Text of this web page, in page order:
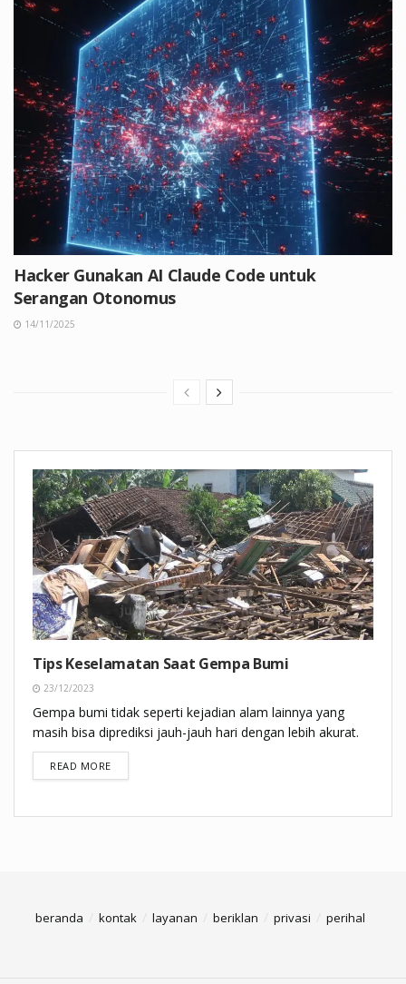
Hacker Gunakan AI Claude Code untuk
Serangan Otonomus
14/11/2025
Tips Keselamatan Saat Gempa Bumi
23/12/2023
Gempa bumi tidak seperti kejadian alam lainnya yang
masih bisa diprediksi jauh-jauh hari dengan lebih akurat.
READ MOREDETAILS
beranda kontak layanan beriklan privasi perihal